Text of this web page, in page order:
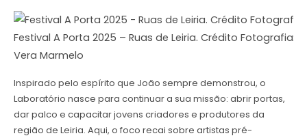
Festival A Porta 2025 – Ruas de Leiria. Crédito Fotografia:
Vera Marmelo
Inspirado pelo espírito que João sempre demonstrou, o
Laboratório nasce para continuar a sua missão: abrir portas,
dar palco e capacitar jovens criadores e produtores da
região de Leiria. Aqui, o foco recai sobre artistas pré-